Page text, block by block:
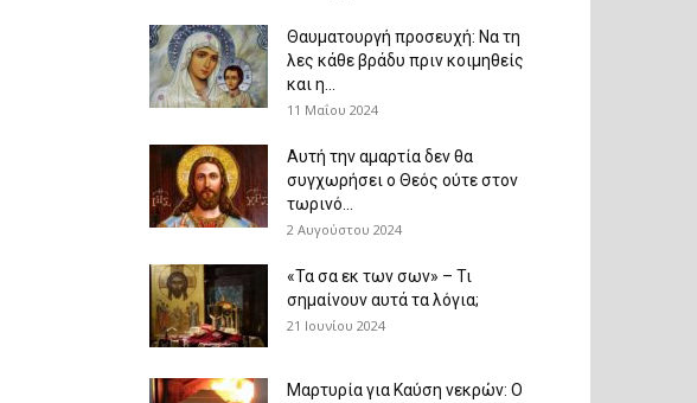
Θαυματουργή προσευχή: Να τη
λες κάθε βράδυ πριν κοιμηθείς
και η...
11 Μαΐου 2024
Αυτή την αμαρτία δεν θα
συγχωρήσει ο Θεός ούτε στον
τωρινό...
2 Αυγούστου 2024
«Τα σα εκ των σων» – Τι
σημαίνουν αυτά τα λόγια;
21 Ιουνίου 2024
Μαρτυρία για Καύση νεκρών: Ο